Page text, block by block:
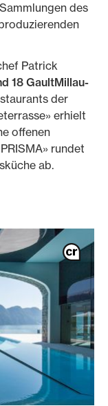
des
Patrick
18 GaultMillau-
der
erhielt
offenen
rundet
ab.